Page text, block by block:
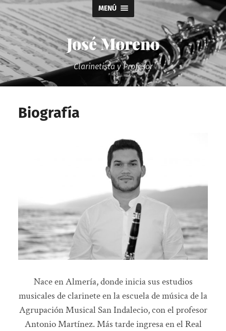
MENÚ
José Moreno
Clarinetista y Profesor
Biografía
Nace en Almería, donde inicia sus estudios
musicales de clarinete en la escuela de música de la
Agrupación Musical San Indalecio, con el profesor
Antonio Martínez. Más tarde ingresa en el Real